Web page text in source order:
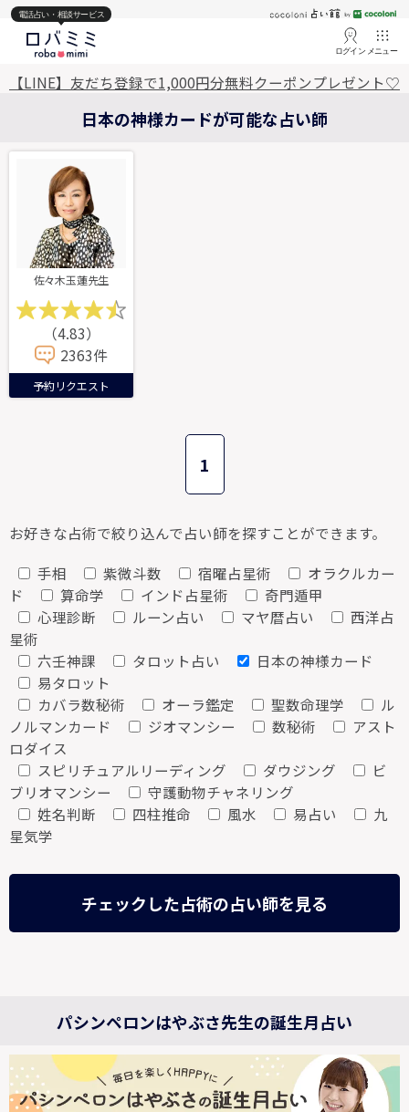
電話占い・相談サービス
ログイン メニュー
【LINE】友だち登録で1,000円分無料クーポンプレゼント♡
日本の神様カードが可能な占い師
佐々木玉蓮先生
（4.83）
2363件
予約リクエスト
1
お好きな占術で絞り込んで占い師を探すことができます。
手相
紫微斗数 宿曜占星術
オラクルカー
ド
算命学 インド占星術
奇門遁甲
心理診断
ルーン占い マヤ暦占い
西洋占
星術
六壬神課
タロット占い
日本の神様カード
易タロット
カバラ数秘術
オーラ鑑定 聖数命理学
ル
ノルマンカード
ジオマンシー 数秘術
アスト
ロダイス
スピリチュアルリーディング
ダウジング
ビ
ブリオマンシー
守護動物チャネリング
姓名判断
四柱推命 風水 易占い
九
星気学
チェックした占術の占い師を見る
パシンペロンはやぶさ先生の誕生月占い